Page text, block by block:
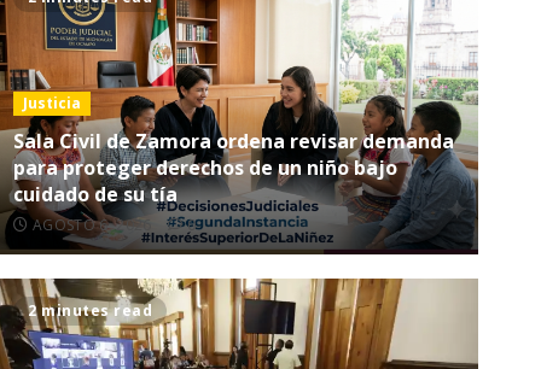
Justicia
Sala Civil de Zamora ordena revisar demanda
para proteger derechos de un niño bajo
cuidado de su tía
AGOSTO 6, 2026 0
2 minutes read